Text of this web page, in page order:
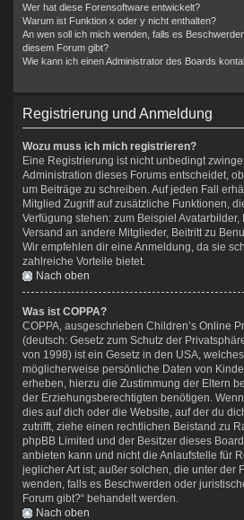
Wer hat diese Forensoftware entwickelt?
Warum ist Funktion x oder y nicht enthalten?
An wen soll ich mich wenden, falls es
diesem Forum gibt?
Wie kann ich einen Administrator des Boards
Registrierung und Anmeldung
Wozu muss ich mich registrieren?
Eine Registrierung ist nicht unbedingt
Administration dieses Forums entscheidet,
um Beiträge zu schreiben. Auf jeden Fall
Mitglied Zugriff auf zusätzliche Funktionen,
Verfügung stehen: zum Beispiel
Versand an andere Mitglieder, Beitritt zu
Wir empfehlen dir eine Anmeldung, da sie
zahlreiche Vorteile bietet.
Nach oben
Was ist COPPA?
COPPA, ausgeschrieben Children’s Online
(deutsch: Gesetz zum Schutz der
von 1998) ist ein Gesetz in den USA,
möglicherweise persönliche Daten von
erheben, hierzu die Zustimmung der Eltern
der Erziehungsberechtigten benötigen.
dies auf dich oder die Website, auf der du
zutrifft, ziehe einen rechtlichen Beistand zu
phpBB Limited und der Besitzer dieses
anbieten kann und nicht die Anlaufstelle für
jeglicher Art ist; außer solchen, die unter der
wenden, falls es Beschwerden oder
Forum gibt?“ behandelt werden.
Nach oben